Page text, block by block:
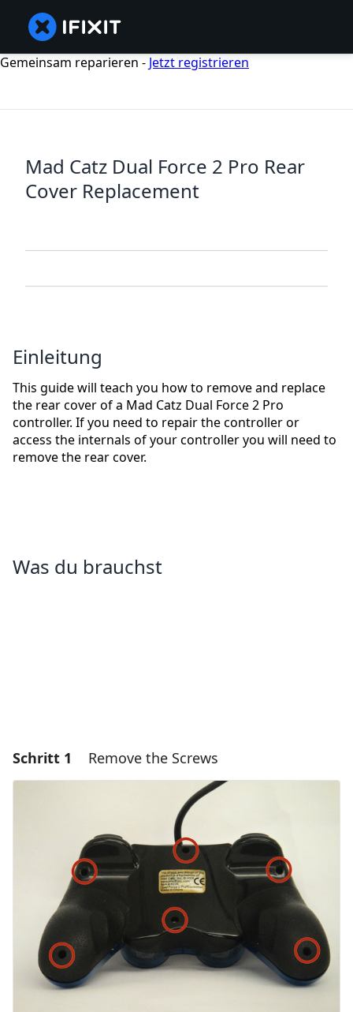
Gemeinsam reparieren - Jetzt registrieren
Mad Catz Dual Force 2 Pro Rear
Cover Replacement
Einleitung
This guide will teach you how to remove and replace
the rear cover of a Mad Catz Dual Force 2 Pro
controller. If you need to repair the controller or
access the internals of your controller you will need to
remove the rear cover.
Was du brauchst
Schritt 1 Remove the Screws